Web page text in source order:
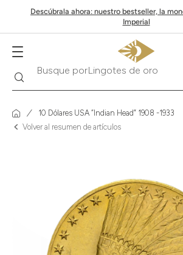
Descúbrala ahora: nuestro bestseller, la
Imperial
Busque por
10 Dólares USA “Indian Head” 1908 -1933
Volver al resumen de artículos